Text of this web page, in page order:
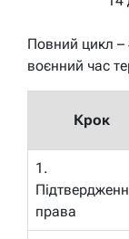
Повний цикл –
воєнний час
Крок
1.
права